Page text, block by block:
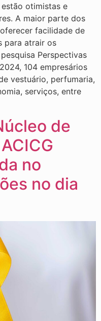
otimistas e
A maior parte dos
facilidade de
para atrair os
Perspectivas
104 empresários
vestuário, perfumaria,
serviços, entre
de
no
no dia